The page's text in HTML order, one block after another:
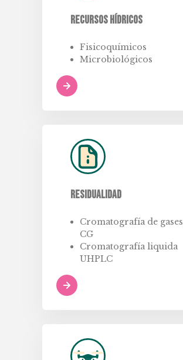
Recursos hídricos
Fisicoquímicos
Microbiológicos
Residualidad
Cromatografía de gases
CG
Cromatografía liquida
UHPLC